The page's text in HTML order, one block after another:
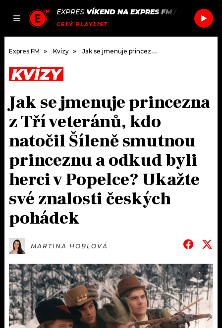
JAK
SEZNAM.CZ
EXPRES VÍKEND NA EXPRES FM/ FATBOY
CELÝ PLAYLIST
DOMŮ
ČLÁNKY
HUDBA
ROZHOVORY
#NEBUDUDOMA
KALENDÁŘ
KVÍZY
VIP
TRENDY
KULTURA
PODCASTY
JAK NALADIT
RÁDIO
APLIKACE
PLAYLIST
JAK NALADIT
SOUTĚŽE
Expres FM Kvízy Jak se jmenuje princezna z Tří veteránů, kdo natočil Šíleně smutnou princeznu a odkud byli herci v Popelce? Ukažte své znalosti českých pohádek
KVÍZY
Jak se jmenuje princezna
z Tří veteránů, kdo
natočil Šíleně smutnou
princeznu a odkud byli
herci v Popelce? Ukažte
své znalosti českých
pohádek
MARTINA HOBLOVÁ